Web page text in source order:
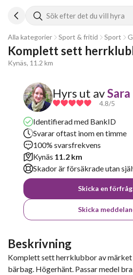
Sök efter det du vill hyra
Alla kategorier Sport & fritid Sport
Komplett sett
Kynäs, 11.2 km
Hyrs ut avSara
4.8/5
Identifierad med BankID
Svarar oftast inom en timme
100% svarsfrekvens
Kynäs 11.2 km
Skador är försäkrade utan
Skicka en
Skicka
Beskrivning
Komplett sett herrklubbor av märket
bärbag. Högerhänt. Passar medel